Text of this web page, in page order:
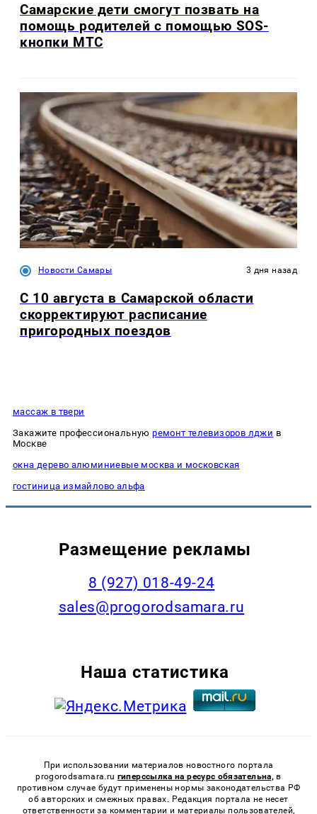
Самарские дети смогут позвать на
помощь родителей с помощью SOS-
кнопки МТС
Новости Самары 3 дня назад
С 10 августа в Самарской области
скорректируют расписание
пригородных поездов
массаж в твери
Закажите профессиональнуюремонт телевизоров лджи в
Москве
окна дерево алюминиевые москва и московская
гостиница измайлово альфа
Размещение рекламы
8 (927) 018-49-24
sales@progorodsamara.ru
Наша статистика
При использовании материалов новостного портала
progorodsamara.ru гиперссылка на ресурс обязательна, в
противном случае будут применены нормы законодательства РФ
об авторских и смежных правах. Редакция портала не несет
ответственности за комментарии и материалы пользователей,